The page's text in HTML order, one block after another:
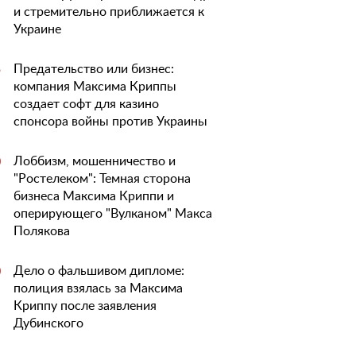
и стремительно приближается к
Украине
Предательство или бизнес:
компания Максима Криппы
создает софт для казино
спонсора войны против Украины
Лоббизм, мошенничество и
"Ростелеком": Темная сторона
бизнеса Максима Криппи и
оперирующего "Вулканом" Макса
Полякова
Дело о фальшивом дипломе:
полиция взялась за Максима
Криппу после заявления
Дубинского